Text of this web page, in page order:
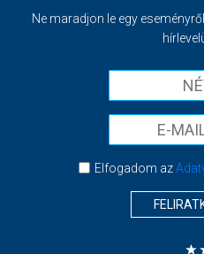
Ne maradjon le egy
Elfogadom az